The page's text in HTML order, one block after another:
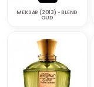
MEKSAR (2013) • BLEND
OUD